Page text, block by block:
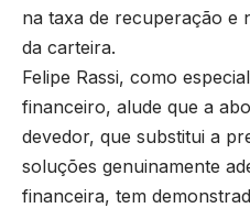
na taxa de recuperação e
da carteira.
Felipe Rassi, como
financeiro, alude que a
devedor, que substitui a
soluções genuinamente
financeira, tem